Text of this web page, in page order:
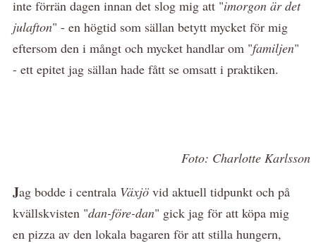
inte förrän dagen innan det slog mig att "imorgon är det
julafton" - en högtid som sällan betytt mycket för mig
eftersom den i mångt och mycket handlar om "familjen"
- ett epitet jag sällan hade fått se omsatt i praktiken.
Foto: Charlotte Karlsson
Jag bodde i centrala Växjö vid aktuell tidpunkt och på
kvällskvisten "dan-före-dan" gick jag för att köpa mig
en pizza av den lokala bagaren för att stilla hungern,